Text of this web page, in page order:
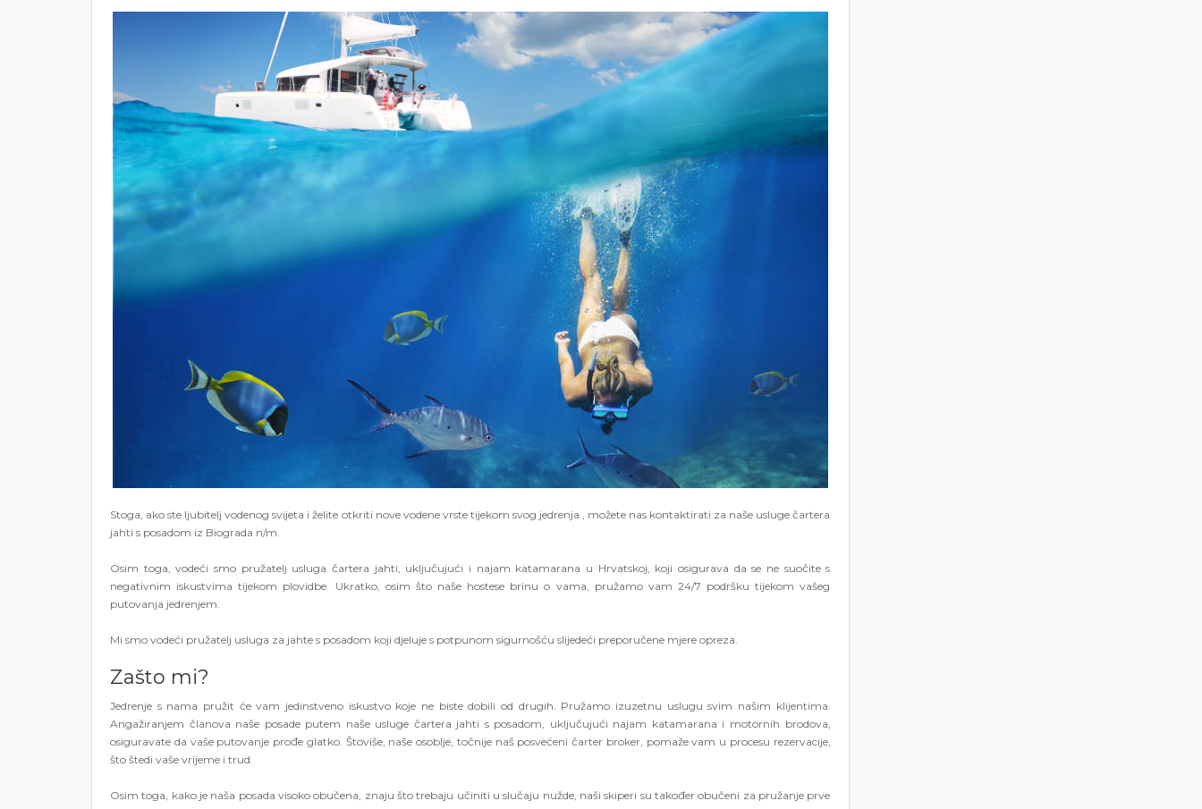
Stoga, ako ste ljubitelj vodenog svijeta i želite otkriti nove vodene vrste tijekom svog jedrenja , možete nas kontaktirati za naše usluge čartera
jahti s posadom iz Biograda n/m.
Osim toga, vodeći smo pružatelj usluga čartera jahti, uključujući i najam katamarana u Hrvatskoj, koji osigurava da se ne suočite s
negativnim iskustvima tijekom plovidbe. Ukratko, osim što naše hostese brinu o vama, pružamo vam 24/7 podršku tijekom vašeg
putovanja jedrenjem.
Mi smo vodeći pružatelj usluga za jahte s posadom koji djeluje s potpunom sigurnošću slijedeći preporučene mjere opreza.
Zašto mi?
Jedrenje s nama pružit će vam jedinstveno iskustvo koje ne biste dobili od drugih. Pružamo izuzetnu uslugu svim našim klijentima.
Angažiranjem članova naše posade putem naše usluge čartera jahti s posadom, uključujući najam katamarana i motornih brodova,
osiguravate da vaše putovanje prođe glatko. Štoviše, naše osoblje, točnije naš posvećeni čarter broker, pomaže vam u procesu rezervacije,
što štedi vaše vrijeme i trud.
Osim toga, kako je naša posada visoko obučena, znaju što trebaju učiniti u slučaju nužde, naši skiperi su također obučeni za pružanje prve